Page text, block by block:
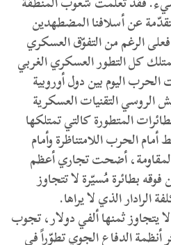
عن أسلافنا المضطهدين
الرغم من التفوّق العسكري
كل التطور العسكري الغربي
الحرب اليوم بين دول أوروبية
الروسي التقنيات العسكرية
المتطورة كالتي تمتلكها
الحرب اللامتناظرة وأمام
أضحت تجاري أعظم
بطائرة مُسيّرة لا تتجاوز
الرادار الذي لا يراها.
يتجاوز ثمنها ألفي دولار، تجوب
أنظمة الدفاع الجوي تطوّراً في